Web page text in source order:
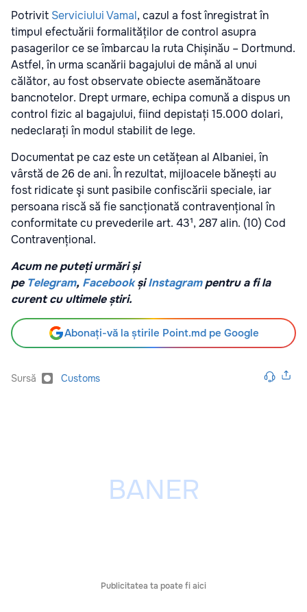
Potrivit Serviciului Vamal, cazul a fost înregistrat în
timpul efectuării formalităților de control asupra
pasagerilor ce se îmbarcau la ruta Chișinău – Dortmund.
Astfel, în urma scanării bagajului de mână al unui
călător, au fost observate obiecte asemănătoare
bancnotelor. Drept urmare, echipa comună a dispus un
control fizic al bagajului, fiind depistați 15.000 dolari,
nedeclarați în modul stabilit de lege.
Documentat pe caz este un cetățean al Albaniei, în
vârstă de 26 de ani. În rezultat, mijloacele bănești au
fost ridicate şi sunt pasibile confiscării speciale, iar
persoana riscă să fie sancționată contravențional în
conformitate cu prevederile art. 43¹, 287 alin. (10) Cod
Contravențional.
Acum ne puteți urmări și
pe Telegram, Facebook șiInstagrampentru a fi la
curent cu ultimele știri.
Abonați-vă la știrile Point.md pe Google
Sursă Customs
Publicitatea ta poate fi aici